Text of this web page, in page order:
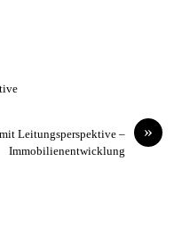
»
Leitungsperspektive –
Immobilienentwicklung